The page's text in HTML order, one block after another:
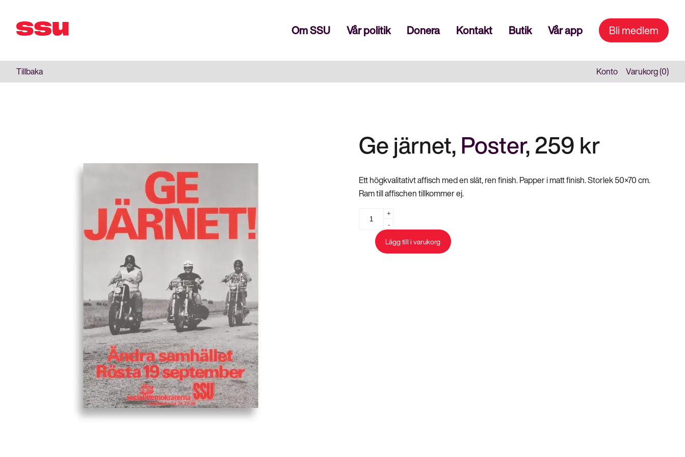
Stäng
Om SSU Vår politik Donera Kontakt Butik Vår app Bli medlem
Tillbaka Konto Varukorg (0)
Ge järnet,Poster,259kr
Ett högkvalitativt affisch med en slät, ren finish. Papper i matt finish. Storlek 50×70 cm.
Ram till affischen tillkommer ej.
mängd
+
-
Lägg till i varukorg